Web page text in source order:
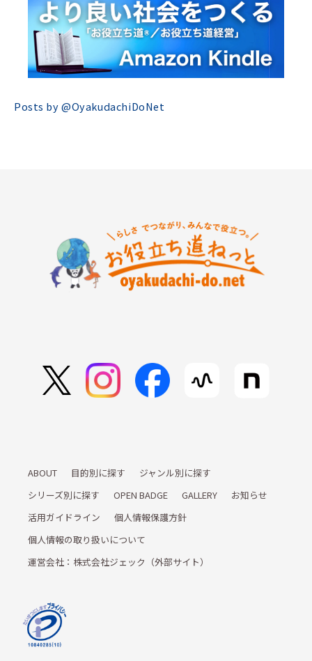
Posts by @OyakudachiDoNet
ABOUT 目的別に探す
ジャンル別に探す
シリーズ別に探す
OPEN BADGE GALLERY
お知らせ
活用ガイドライン
個人情報保護方針
個人情報の取り扱いについて
運営会社：株式会社ジェック（外部サイト）